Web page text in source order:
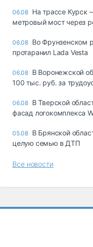
06.08 На трассе Курск
метровый мост через
06.08 Во Фрунзенском
протаранил Lada Vesta
06.08 В Воронежской
100 тыс. руб. за
06.08 В Тверской
фасад логокомплекса
05.08 В Брянской
целую семью в ДТП
Все новости